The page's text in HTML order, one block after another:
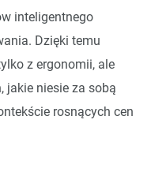
inteligentnego
Dzięki temu
z ergonomii, ale
jakie niesie za sobą
rosnących cen